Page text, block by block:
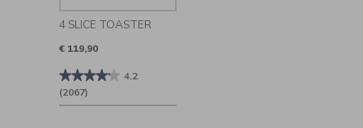
4 SLICE TOASTER
€ 119,90
★★★★★
★★★★★
4.2
4.2
(2067)